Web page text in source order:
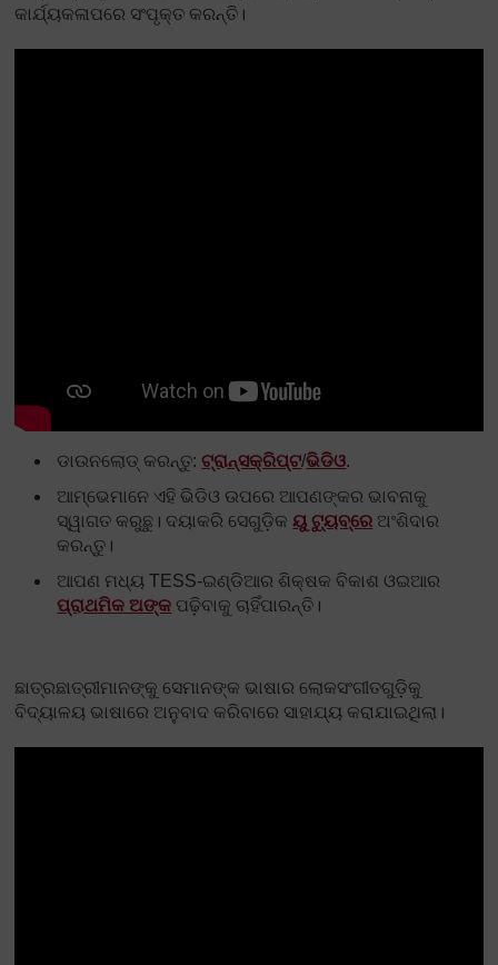
କାର୍ଯ୍ୟକଳାପରେ ସଂପୃକ୍ତ କରନ୍ତି।
ଡାଉନଲୋଡ୍ କରନ୍ତୁ:ଟ୍ରାନ୍ସକ୍ରିପ୍ଟ/ଭିଡିଓ.
ଆମ୍ଭେମାନେ ଏହି ଭିଡିଓ ଉପରେ ଆପଣଙ୍କର ଭାବନାକୁ
ସ୍ୱାଗତ କରୁଛୁ। ଦୟାକରି ସେଗୁଡ଼ିକୟୁ ଟ୍ୟୁବ୍‌ରେ ଅଂଶିଦାର
କରନ୍ତୁ।
ଆପଣ ମଧ୍ୟ TESS-ଇଣ୍ଡିଆର ଶିକ୍ଷକ ବିକାଶ ଓଇଆର
ପ୍ରାଥମିକ ଅଙ୍କ ପଢ଼ିବାକୁ ଚାହିଁପାରନ୍ତି।
ଛାତ୍ରଛାତ୍ରୀମାନଙ୍କୁ ସେମାନଙ୍କ ଭାଷାର ଲୋକସଂଗୀତଗୁଡ଼ିକୁ
ବିଦ୍ୟାଳୟ ଭାଷାରେ ଅନୁବାଦ କରିବାରେ ସାହାଯ୍ୟ କରାଯାଇଥିଲା।